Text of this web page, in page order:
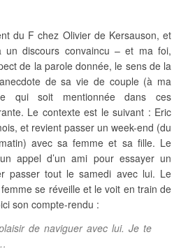
du F chez Olivier de Kersauson, et
discours convaincu – et ma foi,
de la parole donnée, le sens de la
de sa vie de couple (à ma
qui soit mentionnée dans ces
Le contexte est le suivant : Eric
et revient passer un week-end (du
avec sa femme et sa fille. Le
appel d’un ami pour essayer un
passer tout le samedi avec lui. Le
se réveille et le voit en train de
son compte-rendu :
de naviguer avec lui. Je te